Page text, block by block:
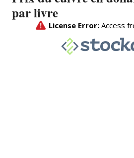
par livre